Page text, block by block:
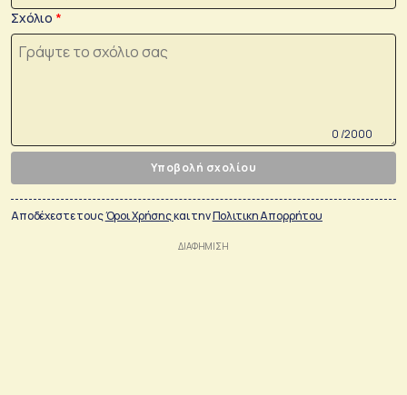
Σχόλιο
0 /2000
Υποβολή σχολίου
Αποδέχεστε τουςΌροι Χρήσηςκαι τηνΠολιτικη Απορρήτου